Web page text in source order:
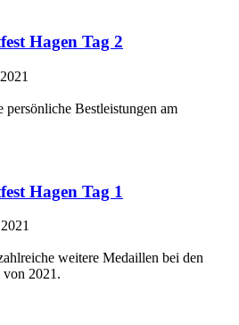
Hagen Tag 2
Bestleistungen am
Hagen Tag 1
weitere Medaillen bei den
von 2021.